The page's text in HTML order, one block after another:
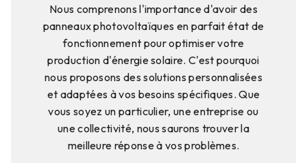
Nous comprenons l'importance d'avoir des
panneaux photovoltaïques en parfait état de
fonctionnement pour optimiser votre
production d'énergie solaire. C'est pourquoi
nous proposons des solutions personnalisées
et adaptées à vos besoins spécifiques. Que
vous soyez un particulier, une entreprise ou
une collectivité, nous saurons trouver la
meilleure réponse à vos problèmes.